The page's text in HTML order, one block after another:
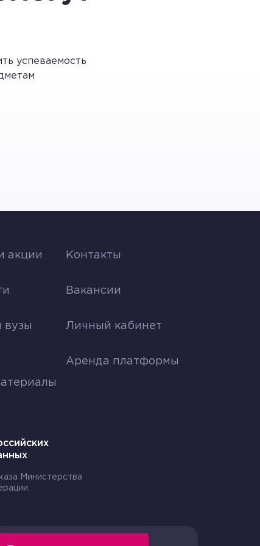
различных продуктов
противопожарные материалы,
США и Австралия.
факторов, таких как наличие
инвестирования.
из-за непригодных
является высокий
Понятно 2 Непонятно
успеваемость
акции Контакты
Вакансии
вузы Личный кабинет
Аренда платформы
Министерства